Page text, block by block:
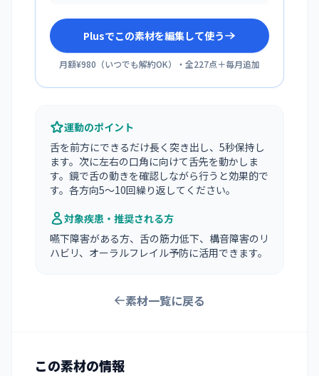
Plusでこの素材を編集して使う
月額¥980 （いつでも解約OK）・全227点＋毎月追加
運動のポイント
舌を前方にできるだけ長く突き出し、5秒保持し
ます。次に左右の口角に向けて舌先を動かしま
す。鏡で舌の動きを確認しながら行うと効果的で
す。各方向5〜10回繰り返してください。
対象疾患・推奨される方
嚥下障害がある方、舌の筋力低下、構音障害のリ
ハビリ、オーラルフレイル予防に活用できます。
素材一覧に戻る
この素材の情報